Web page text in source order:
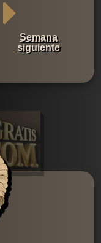
Semana
siguiente